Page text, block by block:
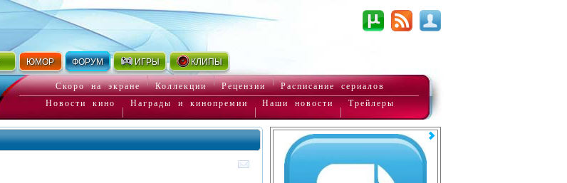
ЮМОР ФОРУМ ИГРЫ КЛИПЫ
Скоро на экране Коллекции Рецензии
Расписание сериалов
Новости кино
Награды и кинопремии Наши новости Трейлеры